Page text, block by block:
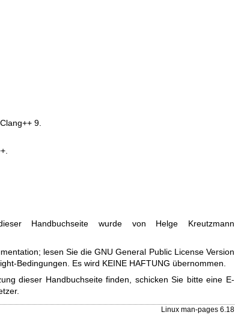
9.
Handbuchseite wurde von Helge Kreutzmann
lesen Sie dieGNU General Public License Version
Bedingungen. Es wird KEINE HAFTUNG übernommen.
dieser Handbuchseite finden, schicken Sie bitte eine E-
.
Linux man-pages 6.18